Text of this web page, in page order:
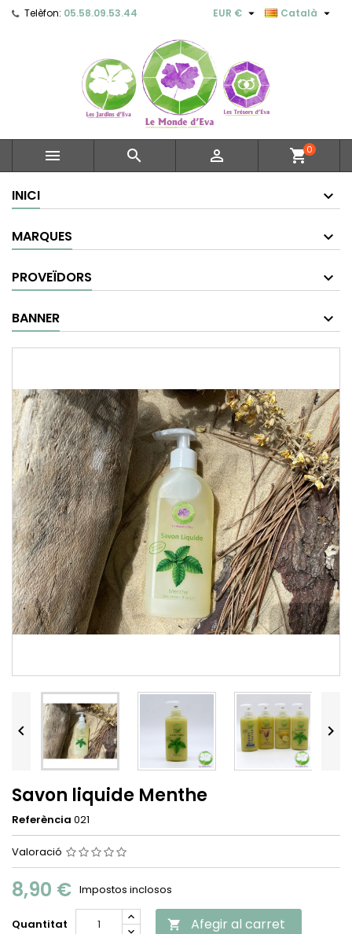
Telèfon: 05.58.09.53.44 Català 
EUR € 
   shopping_cart0
INICI
MARQUES
PROVEÏDORS
BANNER
 
Savon liquide Menthe
Referència 021
Valoració
8,90 € Impostos inclosos
Quantitat  Afegir al carret